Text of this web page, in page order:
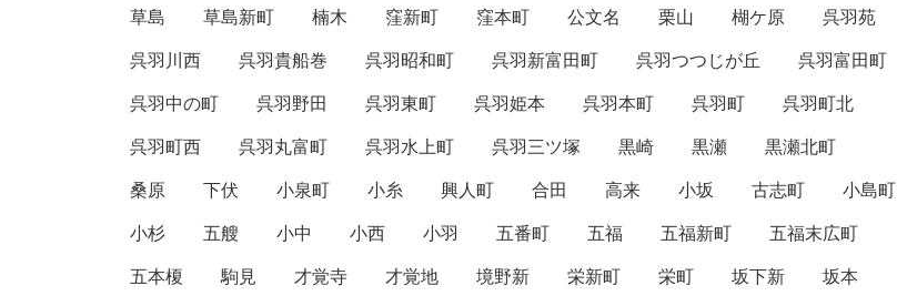
草島
草島新町 楠木 窪新町 窪本町 公文名 栗山 楜ケ原
呉羽苑
呉羽川西
呉羽貴船巻 呉羽昭和町 呉羽新富田町 呉羽つつじが丘
呉羽富田町
呉羽中の町
呉羽野田 呉羽東町 呉羽姫本 呉羽本町 呉羽町
呉羽町北
呉羽町西
呉羽丸富町 呉羽水上町 呉羽三ツ塚 黒崎 黒瀬
黒瀬北町
桑原
下伏 小泉町 小糸 興人町 合田 高来 小坂 古志町
小島町
小杉
五艘 小中 小西 小羽 五番町 五福 五福新町
五福末広町
五本榎
駒見 才覚寺 才覚地 境野新 栄新町 栄町 坂下新
坂本